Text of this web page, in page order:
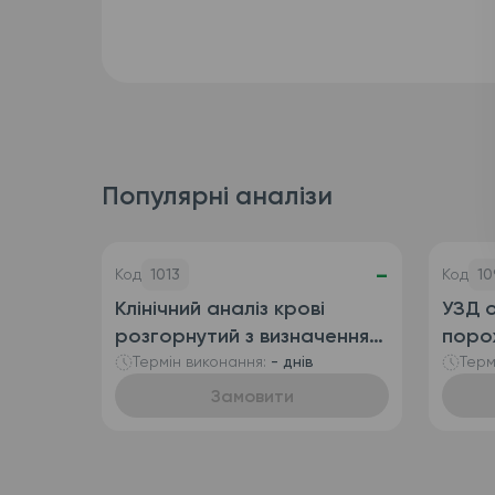
Популярні аналізи
Код 1013 -
Клінічний аналіз крові
розгорнутий з визначенням
ретикулоцитів
(автоматизований + ручна
Термін виконання: - днів
Замовити
Код
УЗД